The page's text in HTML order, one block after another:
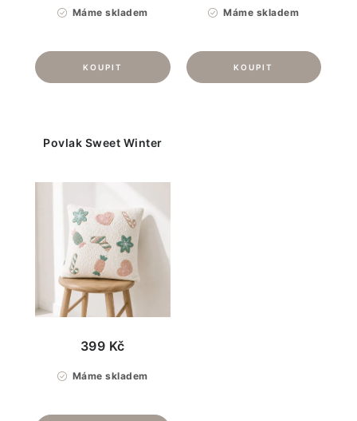
Máme skladem Máme skladem
Povlak Sweet Winter
Máme skladem
399 Kč